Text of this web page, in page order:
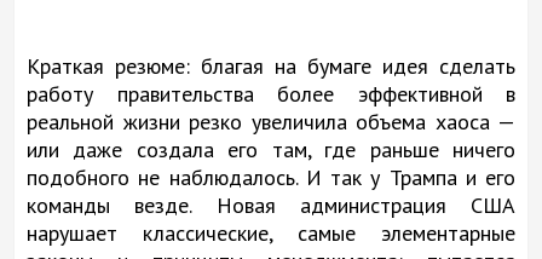
Краткая резюме: благая на бумаге идея сделать
работу правительства более эффективной в
реальной жизни резко увеличила объема хаоса —
или даже создала его там, где раньше ничего
подобного не наблюдалось. И так у Трампа и его
команды везде. Новая администрация США
нарушает классические, самые элементарные